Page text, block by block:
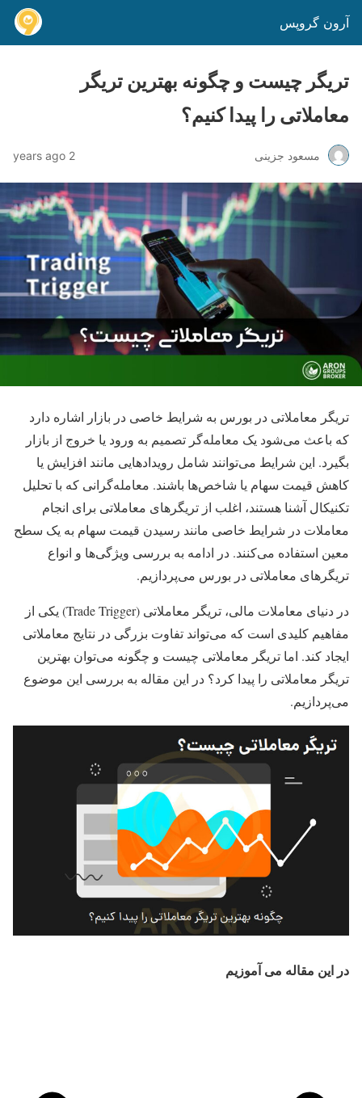
آرون گروپس
تریگر چیست و چگونه بهترین تریگر
معاملاتی را پیدا کنیم؟
مسعود جزینی 2 years ago
تریگر معاملاتی در بورس به شرایط خاصی در بازار اشاره دارد
که باعث می‌شود یک معامله‌گر تصمیم به ورود یا خروج از بازار
بگیرد. این شرایط می‌توانند شامل رویدادهایی مانند افزایش یا
کاهش قیمت سهام یا شاخص‌ها باشند. معامله‌گرانی که با تحلیل
تکنیکال آشنا هستند، اغلب از تریگرهای معاملاتی برای انجام
معاملات در شرایط خاصی مانند رسیدن قیمت سهام به یک سطح
معین استفاده می‌کنند. در ادامه به بررسی ویژگی‌ها و انواع
تریگرهای معاملاتی در بورس می‌پردازیم.
در دنیای معاملات مالی، تریگر معاملاتی (Trade Trigger) یکی از
مفاهیم کلیدی است که می‌تواند تفاوت بزرگی در نتایج معاملاتی
ایجاد کند. اما تریگر معاملاتی چیست و چگونه می‌توان بهترین
تریگر معاملاتی را پیدا کرد؟ در این مقاله به بررسی این موضوع
می‌پردازیم.
در این مقاله می آموزیم